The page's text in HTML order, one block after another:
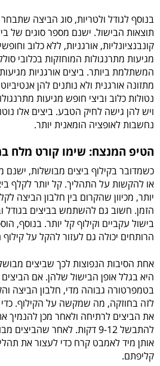
בנוסף לגודל ולטריות, סוג הביצה
תוצאות הבישול. ישנם מספר סוגים של
קונבנציונליות, אורגניות, ללא כלוב
מגיעות מתרנגולות המוחזקות בכלובי
המשתלמת ביותר. ביצים אורגניות
מתזונה אורגנית ולא נותנים להן
נטולות כלוב וביצי חופש מגיעות
ויש להן גישה לחיק הטבע. ביצים אלו
נחשבות לאופציה הומאנית יותר.
הטיפ המנצח: שימו קורט מלח
כשמדובר בקילוף ביצים מבושלות, ישנם
או להקשות על התהליך. קל יותר לקלף
יותר, מכיוון שהקרום בין חלבון הביצה
הזמן. חשוב גם להשתמש בביצים בגודל
בישול עקביים וקילוף קל יותר. בנוסף,
הרותחים יכולה גם לעזור להקל על
אחת הסיבות הנפוצות לכך שביצים
היא בגלל אופן הבישול שלהן. אם
בטמפרטורה גבוהה מדי, חלבון הביצה
לזה בחוזקה, מה שמקשה על הקילוף.
את הביצים לרתיחה ולאחר מכן להנמיך
להתבשל 9-12 דקות. לאחר
אותן מיד לאמבט קרח כדי לעצור את
קליפתם.